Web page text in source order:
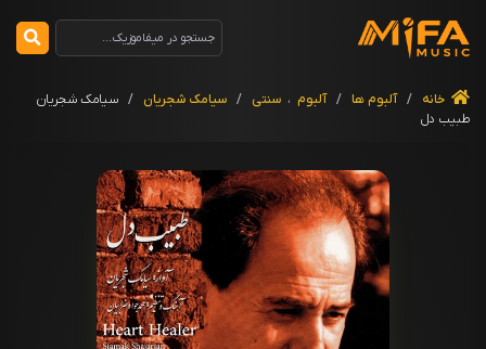
خانه / آلبوم ها / آلبوم ، سنتی / سیامک شجریان / سیامک شجریان
طبیب دل